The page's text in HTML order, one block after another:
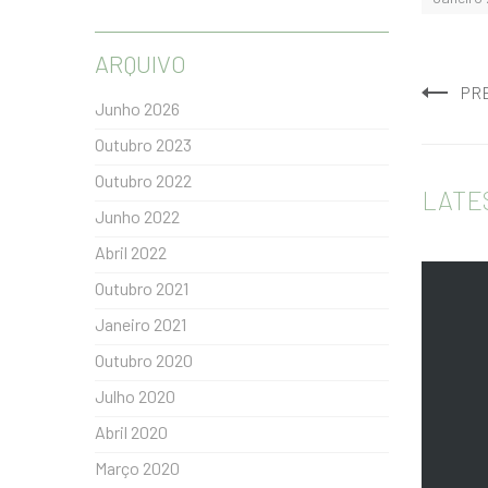
ARQUIVO
Junho 2026
Outubro 2023
Outubro 2022
Junho 2022
Abril 2022
Outubro 2021
Janeiro 2021
Outubro 2020
Julho 2020
Abril 2020
Março 2020